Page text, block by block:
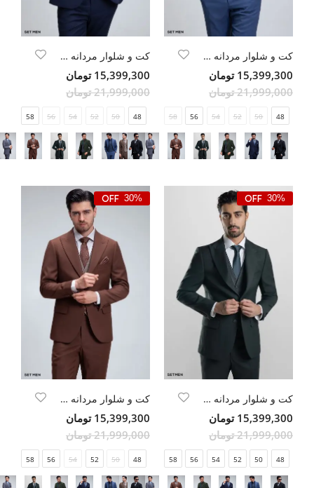
کت و شلوار مردانه سه تکه ژیله دورو
15,399,300 تومان
21,999,000 تومان
48
50
52
54
56
58
کت و شلوار مردانه سه تکه ژیله دورو
15,399,300 تومان
21,999,000 تومان
48
50
52
54
56
58
30%
کت و شلوار مردانه سه تکه ژیله دورو
15,399,300 تومان
21,999,000 تومان
48
50
52
54
56
58
30%
کت و شلوار مردانه سه تکه ژیله دورو
15,399,300 تومان
21,999,000 تومان
48
50
52
54
56
58